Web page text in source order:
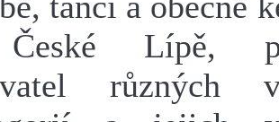
Lípě,
různých